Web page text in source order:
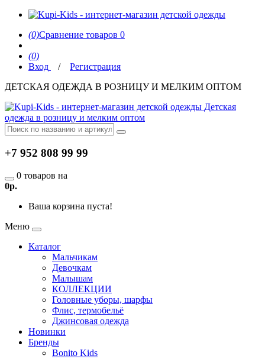
(0)Сравнение товаров 0
(0)
Вход
/
Регистрация
ДЕТСКАЯ ОДЕЖДА В РОЗНИЦУ И МЕЛКИМ ОПТОМ
Детская
одежда в розницу и мелким оптом
+7 952 808 99 99
0 товаров на
0р.
Ваша корзина пуста!
Меню
Каталог
Мальчикам
Девочкам
Малышам
КОЛЛЕКЦИИ
Головные уборы, шарфы
Флис, термобельё
Джинсовая одежда
Новинки
Бренды
Bonito Kids